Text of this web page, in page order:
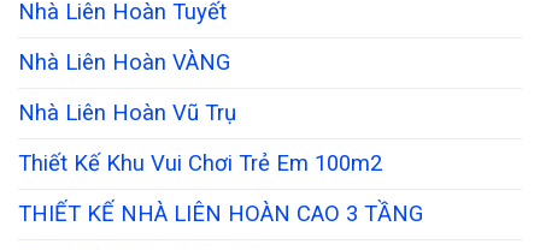
Nhà Liên Hoàn Tuyết
Nhà Liên Hoàn VÀNG
Nhà Liên Hoàn Vũ Trụ
Thiết Kế Khu Vui Chơi Trẻ Em 100m2
THIẾT KẾ NHÀ LIÊN HOÀN CAO 3 TẦNG